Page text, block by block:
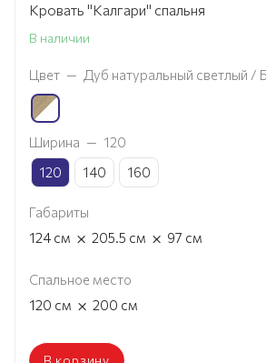
Кровать "Калгари" спальня
В наличии
Цвет — Дуб натуральный светлый /
Ширина — 120
120
140 160
Габариты
124 см × 205.5 см × 97 см
Спальное место
120 см × 200 см